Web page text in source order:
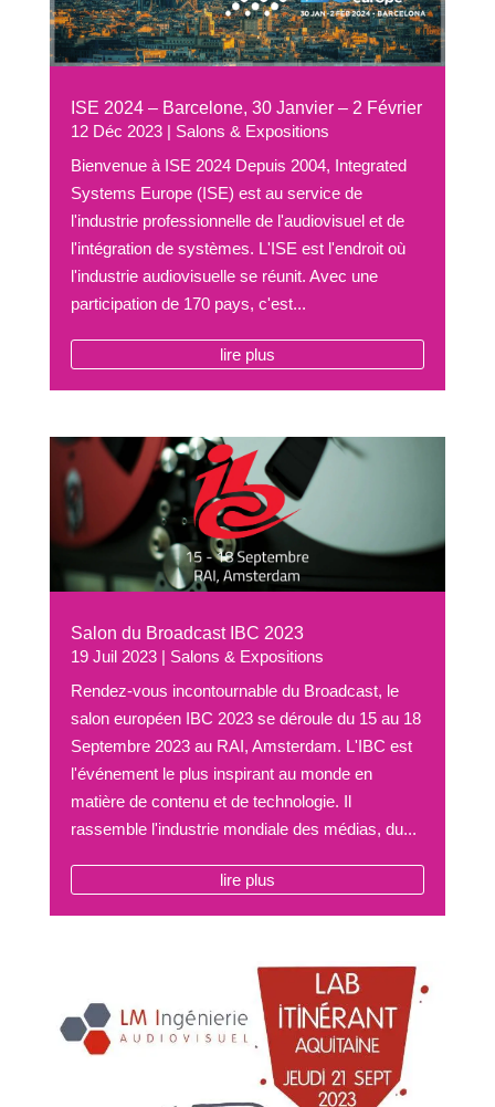
ISE 2024 – Barcelone, 30 Janvier – 2 Février
12 Déc 2023| Salons & Expositions
Bienvenue à ISE 2024 Depuis 2004, Integrated
Systems Europe (ISE) est au service de
l'industrie professionnelle de l'audiovisuel et de
l'intégration de systèmes. L'ISE est l'endroit où
l'industrie audiovisuelle se réunit. Avec une
participation de 170 pays, c'est...
lire plus
Salon du Broadcast IBC 2023
19 Juil 2023| Salons & Expositions
Rendez-vous incontournable du Broadcast, le
salon européen IBC 2023 se déroule du 15 au 18
Septembre 2023 au RAI, Amsterdam. L'IBC est
l'événement le plus inspirant au monde en
matière de contenu et de technologie. Il
rassemble l'industrie mondiale des médias, du...
lire plus